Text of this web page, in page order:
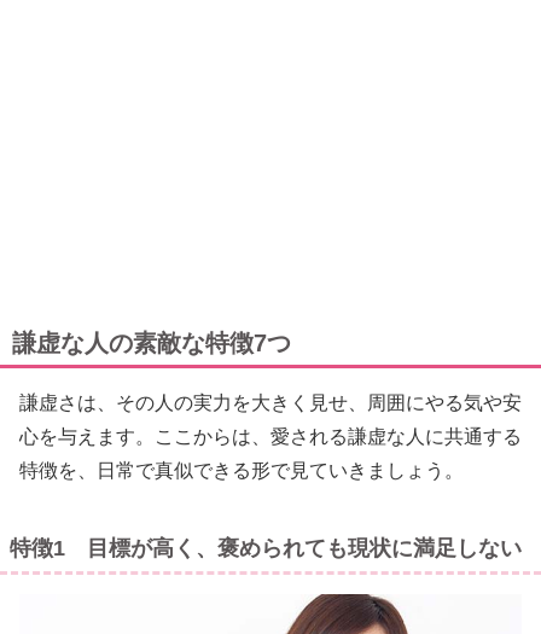
謙虚な人の素敵な特徴7つ
謙虚さは、その人の実力を大きく見せ、周囲にやる気や安
心を与えます。ここからは、愛される謙虚な人に共通する
特徴を、日常で真似できる形で見ていきましょう。
特徴1 目標が高く、褒められても現状に満足しない